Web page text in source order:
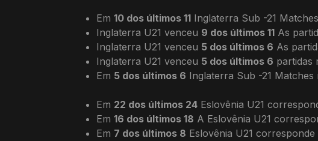
Em 10 dos últimos 11 Inglaterra Sub -21
Inglaterra U21 venceu 9 dos últimos 11 As
Inglaterra U21 venceu 5 dos últimos 6 As
Inglaterra U21 venceu 5 dos últimos 6 partidas
Em 5 dos últimos 6 Inglaterra Sub -21
Em 22 dos últimos 24 Eslovênia U21
Em 16 dos últimos 18 A Eslovênia U21
Em 7 dos últimos 8 Eslovênia U21